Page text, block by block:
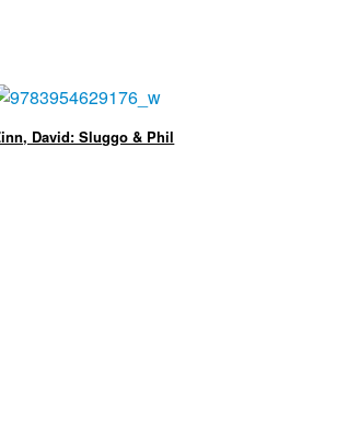
David: Sluggo & Phil